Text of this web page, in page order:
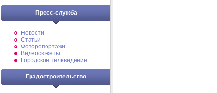
Пресс-служба
Новости
Статьи
Фоторепортажи
Видеосюжеты
Городское телевидение
Градостроительство